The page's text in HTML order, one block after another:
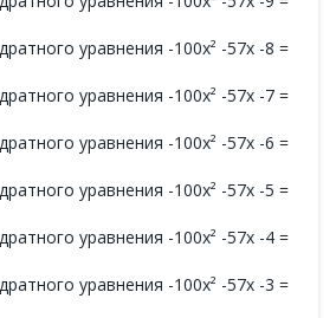
уравнения -100x² -57x -8 =
уравнения -100x² -57x -7 =
уравнения -100x² -57x -6 =
уравнения -100x² -57x -5 =
уравнения -100x² -57x -4 =
уравнения -100x² -57x -3 =